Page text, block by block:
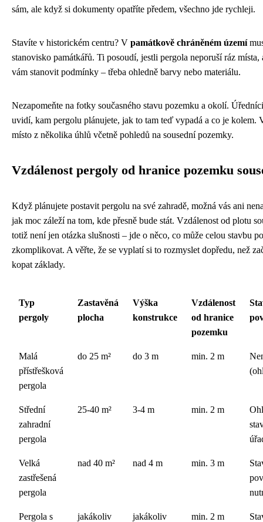
sám, ale když si dokumenty opatříte předem, všechno jde rychleji.
Stavíte v historickém centru? V památkově chráněném území
stanovisko památkářů. Ti posoudí, jestli pergola neporuší ráz místa,
vám stanovit podmínky – třeba ohledně barvy nebo materiálu.
Nezapomeňte na fotky současného stavu pozemku a okolí.
uvidí, kam pergolu plánujete, jak to tam teď vypadá a co je kolem.
místo z několika úhlů včetně pohledů na sousední pozemky.
Vzdálenost pergoly od hranice pozemku
Když plánujete postavit pergolu na své zahradě, možná vás ani
jak moc záleží na tom, kde přesně bude stát. Vzdálenost od plotu
totiž není jen otázka slušnosti – jde o něco, co může celou stavbu
zkomplikovat. A věřte, že se vyplatí si to rozmyslet dopředu, než
kopat základy.
Typ
pergoly
Zastavěná
plocha
Výška
konstrukce
Vzdálenost
od hranice
pozemku
Malá
přístřešková
pergola
do 25 m² do 3 m min. 2 m
Střední
zahradní
pergola
25-40 m² 3-4 m min. 2 m
Velká
zastřešená
pergola
nad 40 m² nad 4 m min. 3 m
Pergola s
jakákoliv jakákoliv min. 2 m